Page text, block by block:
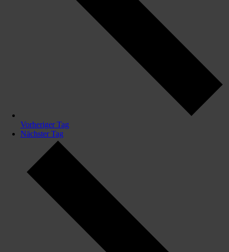
Vorheriger Tag
Nächster Tag